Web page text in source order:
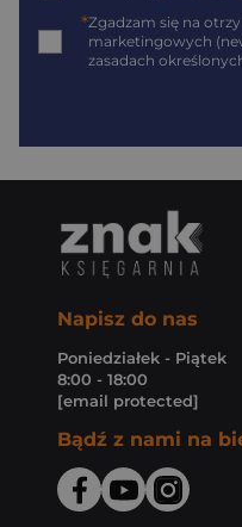
*Zgadzam się na
marketingowych
zasadach
Napisz do nas
Poniedziałek - Piątek
8:00 - 18:00
[email protected]
Bądź z nami na